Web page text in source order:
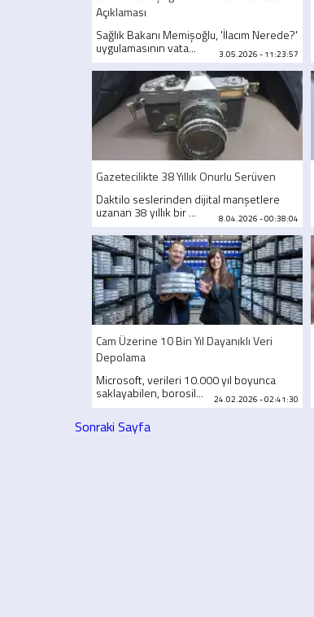
Açıklaması
Sağlık Bakanı Memişoğlu, 'İlacım Nerede?'
uygulamasının vata... 3.05.2026 - 11:23:57
Gazetecilikte 38 Yıllık Onurlu Serüven
Daktilo seslerinden dijital manşetlere
uzanan 38 yıllık bir ... 8.04.2026 - 00:38:04
Cam Üzerine 10 Bin Yıl Dayanıklı Veri
Depolama
Microsoft, verileri 10.000 yıl boyunca
saklayabilen, borosil... 24.02.2026 - 02:41:30
Sonraki Sayfa